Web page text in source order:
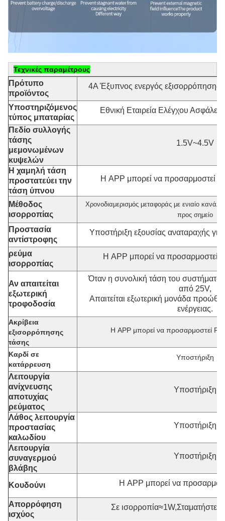
Τεχνικές παραμέτρους
Πρότυπο
προϊόντος
4Α Έξυπνος ενεργός εξισορρόπησης
Υποστηριζόμενος
τύπος μπαταρίας
Εθνική Εταιρεία Ελέγχου
Πεδίο συλλογής
τάσης
μεμονωμένων
κυψελών
1.5V~4.5V
Η χαμηλή τάση
προστατεύει την
τάση ύπνου
Η APP μπορεί να προσαρμοστεί
Μέθοδος
ισορροπίας
Χρονοδιαμερισμός μεταφοράς με ενιαίο
προς σημείο
Προστασία
αντίστροφης
Υποστήριξη εξουσίας αναταραχής
ρεύμα
ισορροπίας
Η APP μπορεί να προσαρμοστεί
Αν απαιτείται
εξωτερική
τροφοδοσία
Όταν η συνολική τάση του
από 25V,
Απαιτείται εξωτερική μονάδα
ενέργειας.
Ακρίβεια
εξισορρόπησης
τάσης
Η APP μπορεί να προσαρμοστεί
Καρδί σε
κατάρρευση
Υποστήριξη
Λειτουργία
ανίχνευσης
αποτυχίας
ρεύματος
Υποστήριξη
Λάθος λειτουργία
προστασίας
καλωδίου
Υποστήριξη
Λειτουργία
συναγερμού
βλάβης
Υποστήριξη
Κουδούνι Η APP μπορεί να
Απορρόφηση
ισχύος
Σε ισορροπία≈1W,Σταματήστε